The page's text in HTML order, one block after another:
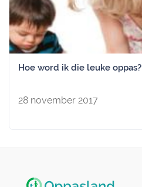
Hoe word ik die leuke oppas?
28 november 2017